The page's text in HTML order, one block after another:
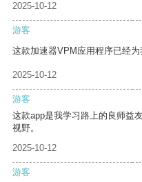
2025-10-12
游客
这款加速器VPM应用程序已经为
2025-10-12
游客
这款app是我学习路上的良师益
视野。
2025-10-12
游客